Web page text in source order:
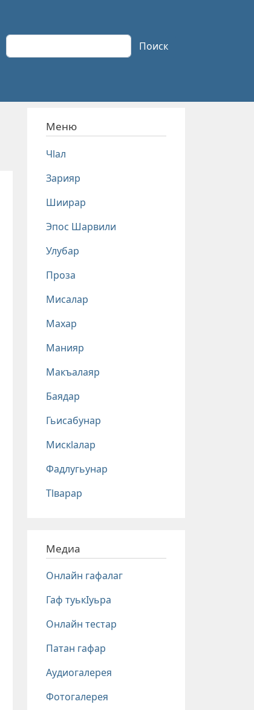
Поиск Поиск
Меню
Чlал
Зарияр
Шиирар
Эпос Шарвили
Улубар
Проза
Мисалар
Махар
Манияр
Макъалаяр
Баядар
Гьисабунар
Мискlалар
Фадлугьунар
Тlварар
Медиа
Онлайн гафалаг
Гаф туькIуьра
Онлайн тестар
Патан гафар
Аудиогалерея
Фотогалерея